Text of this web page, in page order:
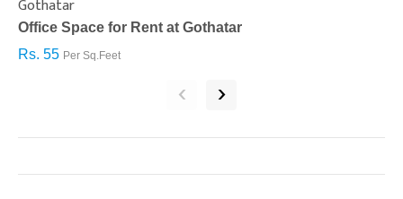
Gothatar
Office Space for Rent at Gothatar
Rs. 55 Per Sq.Feet
‹ ›